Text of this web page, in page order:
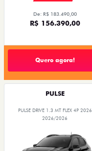
De: R$ 183.490,00
R$ 156.390,00
Quero agora!
PULSE
PULSE DRIVE 1.3 MT FLEX 4P 2026
2026/2026